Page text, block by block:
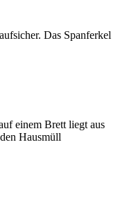
Das Spanferkel
einem Brett liegt aus
Hausmüll